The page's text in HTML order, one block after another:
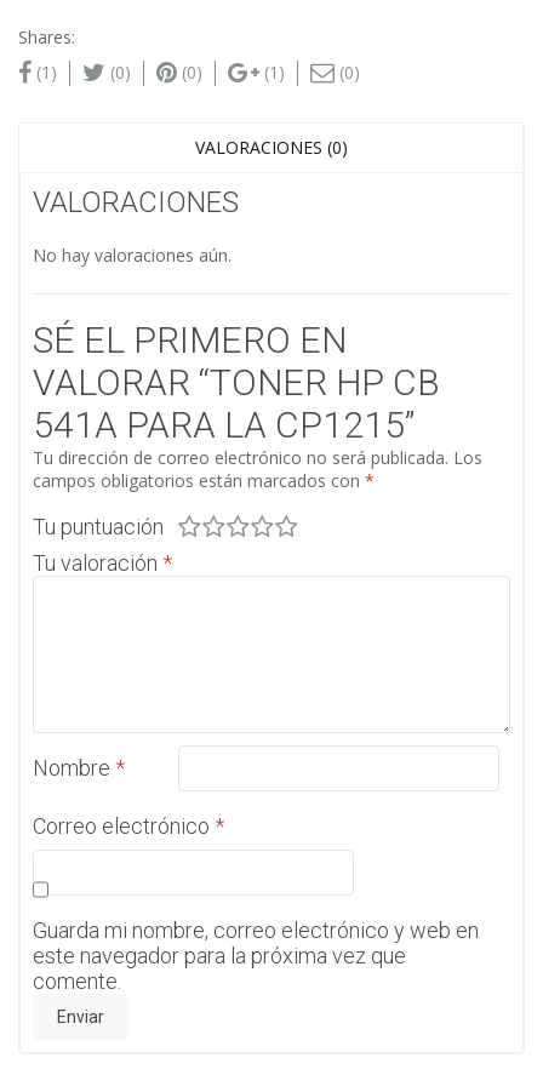
Shares:
(1)
(0) (0) (1) (0)
VALORACIONES (0)
VALORACIONES
No hay valoraciones aún.
SÉ EL PRIMERO EN
VALORAR “TONER HP CB
541A PARA LA CP1215”
Tu dirección de correo electrónico no será publicada. Los
campos obligatorios están marcados con *
Tu puntuación
Tu valoración *
Nombre *
Correo electrónico *
Guarda mi nombre, correo electrónico y web en
este navegador para la próxima vez que
comente.